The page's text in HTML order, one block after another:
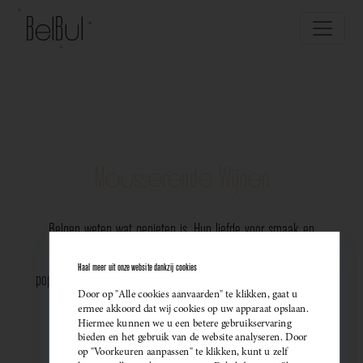
Belgen weten wat genieten is. Hun liefde voor smaak en
populariteit van Belgische mousserende wijnen. Meer dan ooit
kiezen ze bewust voor lokale bubbels — ideaal als
sprankelend aperitief of als verfijnde match bij een
gastronomisch diner. Santé!
Haal meer uit onze website dankzij cookies
Door op "Alle cookies aanvaarden" te klikken, gaat u
ermee akkoord dat wij cookies op uw apparaat opslaan.
Hiermee kunnen we u een betere gebruikservaring
bieden en het gebruik van de website analyseren. Door
op "Voorkeuren aanpassen" te klikken, kunt u zelf